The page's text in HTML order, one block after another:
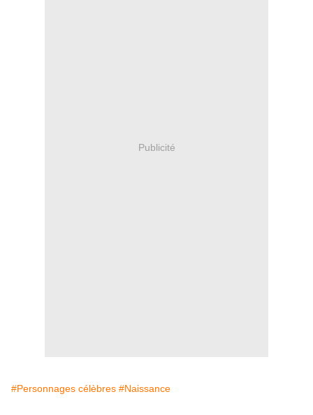
Publicité
#Personnages célèbres #Naissance